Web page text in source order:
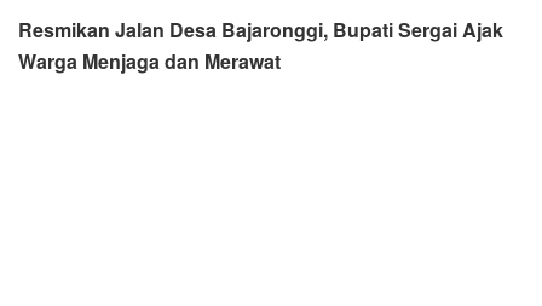
Resmikan Jalan Desa Bajaronggi, Bupati Sergai Ajak
Warga Menjaga dan Merawat